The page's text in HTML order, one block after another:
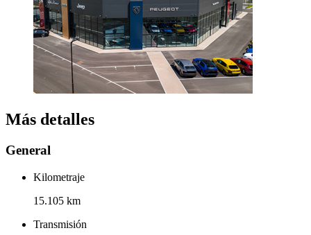
Más detalles
General
Kilometraje
15.105 km
Transmisión